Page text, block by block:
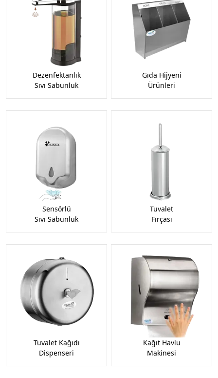
Dezenfektanlık
Sıvı Sabunluk
Gıda Hijyeni
Ürünleri
Sensörlü
Sıvı Sabunluk
Tuvalet
Fırçası
Tuvalet Kağıdı
Dispenseri
Kağıt Havlu
Makinesi